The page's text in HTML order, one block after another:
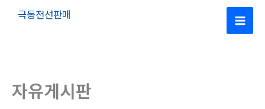
극동전선판매
Main
자유게시판